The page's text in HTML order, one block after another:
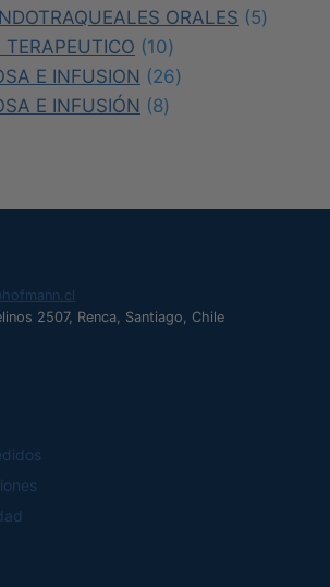
ORALES 55
TERAPEUTICO 1010
productos
E INFUSION 2626
E INFUSIÓN 88
2507, Renca, Santiago, Chile